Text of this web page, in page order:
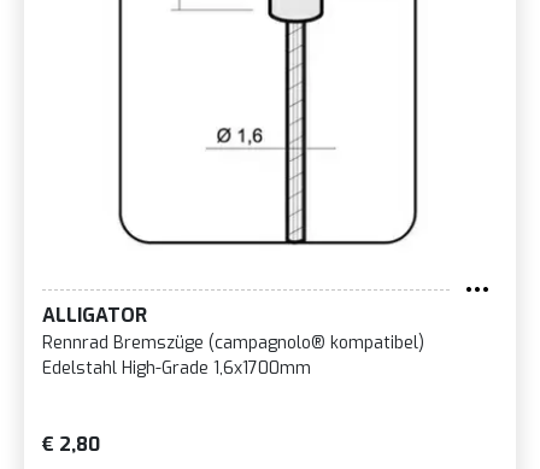
ALLIGATOR
Rennrad Bremszüge (campagnolo® kompatibel)
Edelstahl High-Grade 1,6x1700mm
€ 2,80